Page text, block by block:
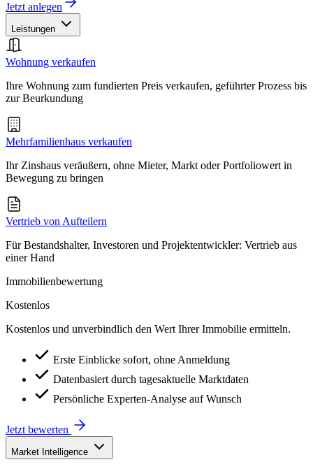
Jetzt anlegen
Leistungen
Wohnung verkaufen
Ihre Wohnung zum fundierten Preis verkaufen, geführter Prozess bis
zur Beurkundung
Mehrfamilienhaus verkaufen
Ihr Zinshaus veräußern, ohne Mieter, Markt oder Portfoliowert in
Bewegung zu bringen
Vertrieb von Aufteilern
Für Bestandshalter, Investoren und Projektentwickler: Vertrieb aus
einer Hand
Immobilienbewertung
Kostenlos
Kostenlos und unverbindlich den Wert Ihrer Immobilie ermitteln.
Erste Einblicke sofort, ohne Anmeldung
Datenbasiert durch tagesaktuelle Marktdaten
Persönliche Experten-Analyse auf Wunsch
Jetzt bewerten
Market Intelligence